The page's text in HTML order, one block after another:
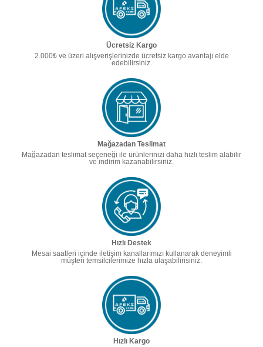
Ücretsiz Kargo
2.000₺ ve üzeri alışverişlerinizde ücretsiz kargo avantajı elde
edebilirsiniz.
Mağazadan Teslimat
Mağazadan teslimat seçeneği ile ürünlerinizi daha hızlı teslim alabilir
ve indirim kazanabilirsiniz.
Hızlı Destek
Mesai saatleri içinde iletişim kanallarımızı kullanarak deneyimli
müşteri temsilcilerimize hızla ulaşabilirisiniz.
Hızlı Kargo